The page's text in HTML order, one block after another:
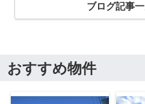
ブログ記事
おすすめ物件